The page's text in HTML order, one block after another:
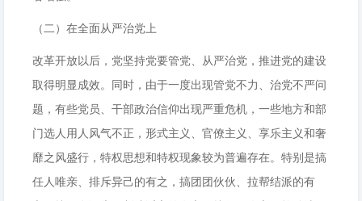
（二）在全面从严治党上
改革开放以后，党坚持党要管党、从严治党，推进党的建设
取得明显成效。同时，由于一度出现管党不力、治党不严问
题，有些党员、干部政治信仰出现严重危机，一些地方和部
门选人用人风气不正，形式主义、官僚主义、享乐主义和奢
靡之风盛行，特权思想和特权现象较为普遍存在。特别是搞
任人唯亲、排斥异己的有之，搞团团伙伙、拉帮结派的有